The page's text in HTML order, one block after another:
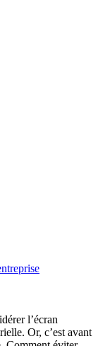
l’écran
Or, c’est avant